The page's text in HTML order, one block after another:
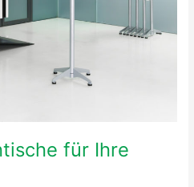
für Ihre